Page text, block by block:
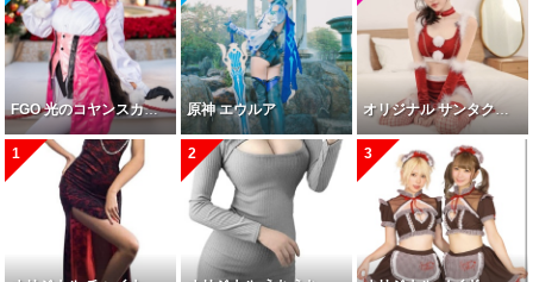
FGO 光のコヤンスカヤ 最終再臨 原神 エウルア オリジナル サンタクロース
1 2 3